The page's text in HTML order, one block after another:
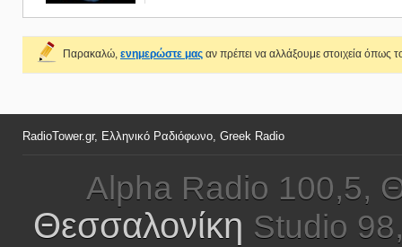
Παρακαλώ, ενημερώστε μας αν πρέπει να αλλάξουμε στοιχεία όπως
RadioTower.gr, Ελληνικό Ραδιόφωνο, Greek Radio
Alpha Radio 100,5,
Θεσσαλονίκη Studio